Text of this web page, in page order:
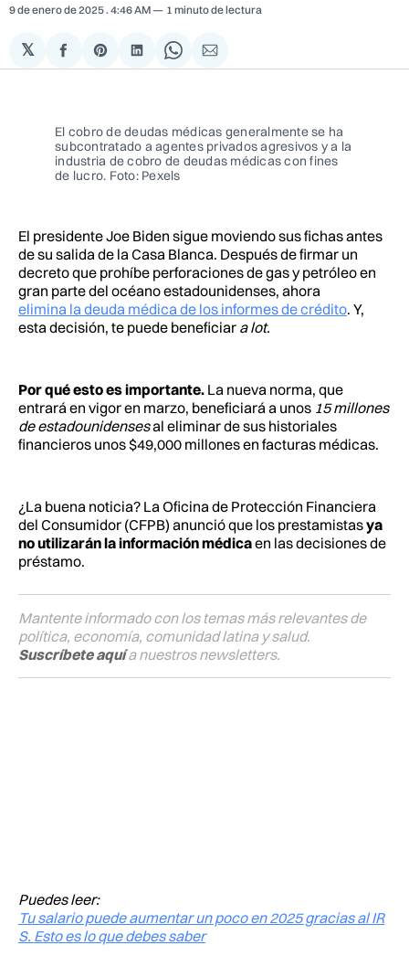
9 de enero de 2025. 4:46 AM 1 minuto de lectura
𝕏
Compartir
en
Share
on
Compartir
en
Share
on
Compartir
via
El cobro de deudas médicas generalmente se ha
subcontratado a agentes privados agresivos y a la
industria de cobro de deudas médicas con fines
de lucro. Foto: Pexels
El presidente Joe Biden sigue moviendo sus fichas antes
de su salida de la Casa Blanca. Después de firmar un
decreto que prohíbe perforaciones de gas y petróleo en
gran parte del océano estadounidenses, ahora
elimina la deuda médica de los informes de crédito. Y,
esta decisión, te puede beneficiar a lot.
Por qué esto es importante. La nueva norma, que
entrará en vigor en marzo, beneficiará a unos 15 millones
de estadounidensesal eliminar de sus historiales
financieros unos $49,000 millones en facturas médicas.
¿La buena noticia? La Oficina de Protección Financiera
del Consumidor (CFPB) anunció que los prestamistasya
no utilizarán la información médicaen las decisiones de
préstamo.
Mantente informado con los temas más relevantes de
política, economía, comunidad latina y salud.
Suscríbete aquía nuestros newsletters.
Puedes leer:
Tu salario puede aumentar un poco en 2025 gracias al IR
S. Esto es lo que debes saber